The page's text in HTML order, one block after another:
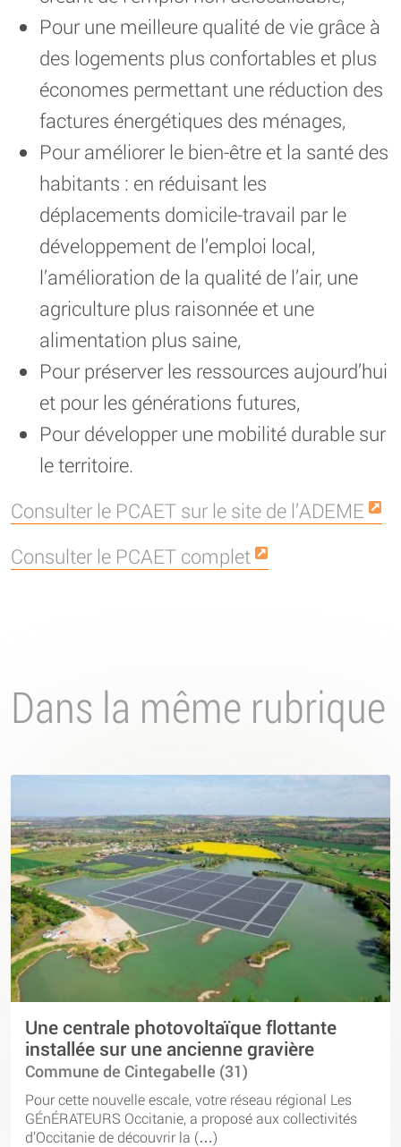
Pour une meilleure qualité de vie grâce à
des logements plus confortables et plus
économes permettant une réduction des
factures énergétiques des ménages,
Pour améliorer le bien-être et la santé des
habitants : en réduisant les
déplacements domicile-travail par le
développement de l’emploi local,
l’amélioration de la qualité de l’air, une
agriculture plus raisonnée et une
alimentation plus saine,
Pour préserver les ressources aujourd’hui
et pour les générations futures,
Pour développer une mobilité durable sur
le territoire.
Consulter le PCAET sur le site de l’ADEME
Consulter le PCAET complet
Dans la même rubrique
Une centrale photovoltaïque flottante
installée sur une ancienne gravière
Commune de Cintegabelle (31)
Pour cette nouvelle escale, votre réseau régional Les
GÉnÉRATEURS Occitanie, a proposé aux collectivités
d’Occitanie de découvrir la (…)